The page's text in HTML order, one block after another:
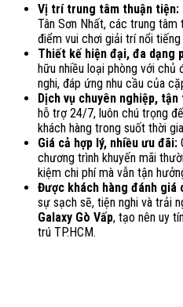
Vị trí trung tâm thuận tiện:
Tân Sơn Nhất, các trung
điểm vui chơi giải trí nổi tiếng
Thiết kế hiện đại, đa dạng
hữu nhiều loại phòng với
nghi, đáp ứng nhu cầu của
Dịch vụ chuyên nghiệp, tận
hỗ trợ 24/7, luôn chú trọng
khách hàng trong suốt thời
Giá cả hợp lý, nhiều ưu đãi:
chương trình khuyến mãi
kiệm chi phí mà vẫn tận
Được khách hàng đánh giá
sự sạch sẽ, tiện nghi và trải
Galaxy Gò Vấp, tạo nên uy
trú TP.HCM.